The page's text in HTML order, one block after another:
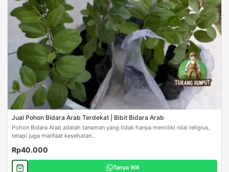
Jual Pohon Bidara Arab Terdekat | Bibit Bidara Arab
Pohon Bidara Arab adalah tanaman yang tidak hanya memiliki nilai religius,
tetapi juga manfaat kesehatan...
Rp40.000
Tanya WA